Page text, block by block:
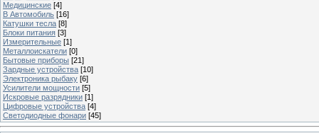
Медицинские [4]
В Автомобиль [16]
Катушки тесла [8]
Блоки питания [3]
Измерительные [1]
Металлоискатели [0]
Бытовые приборы [21]
Зардные устройства [10]
Электроника рыбаку [6]
Усилители мощности [5]
Искровые разрядники [1]
Цифровые устройства [4]
Светодиодные фонари [45]